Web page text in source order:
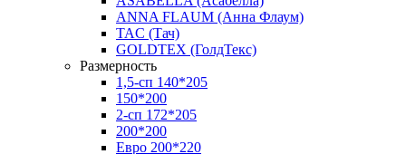
ANNA FLAUM (Анна Флаум)
TAC (Тач)
GOLDTEX (ГолдТекс)
Размерность
1,5-сп 140*205
150*200
2-сп 172*205
200*200
Евро 200*220